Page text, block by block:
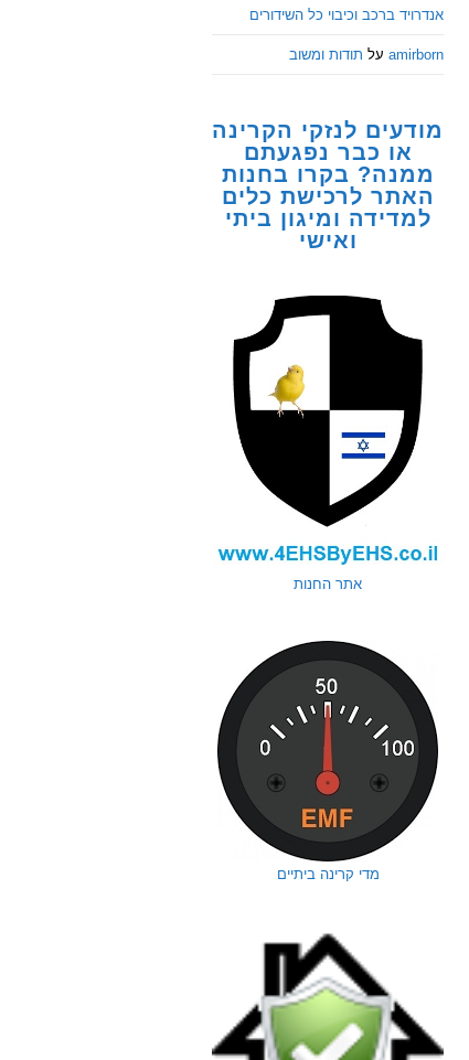
אנדרויד ברכב וכיבוי כל השידורים
amirborn על תודות ומשוב
מודעים לנזקי הקרינה
או כבר נפגעתם
ממנה? בקרו בחנות
האתר לרכישת כלים
למדידה ומיגון ביתי
ואישי
אתר החנות
מדי קרינה ביתיים